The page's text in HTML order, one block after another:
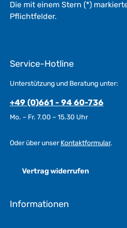
Die mit einem Stern (*)
Pflichtfelder.
Service-Hotline
Unterstützung und Beratung unter:
+49 (0)661 - 94 60-736
Mo. – Fr. 7.00 – 15.30 Uhr
Oder über unserKontaktformular.
Vertrag widerrufen
Informationen